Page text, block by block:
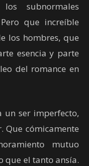
subnormales
que increíble
los hombres, que
esencia y parte
del romance en
un ser imperfecto,
Que cómicamente
mutuo
que el tanto ansía.